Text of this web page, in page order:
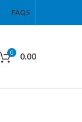
FAQS
0 0.00